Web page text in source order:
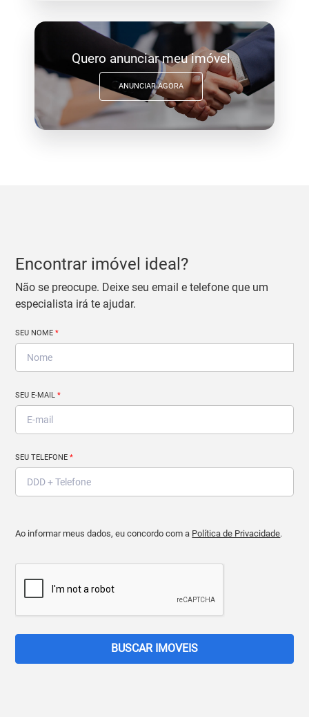
Quero anunciar meu imóvel
ANUNCIAR AGORA
Encontrar imóvel ideal?
Não se preocupe. Deixe seu email e telefone que um
especialista irá te ajudar.
SEU NOME*
SEU E-MAIL*
SEU TELEFONE*
Ao informar meus dados, eu concordo com a Política de Privacidade.
BUSCAR IMOVEIS